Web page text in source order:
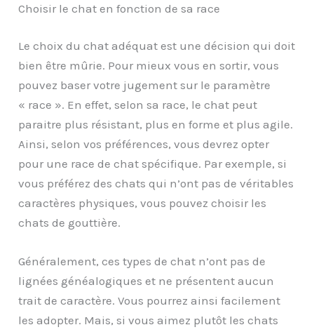
Choisir le chat en fonction de sa race
Le choix du chat adéquat est une décision qui doit
bien être mûrie. Pour mieux vous en sortir, vous
pouvez baser votre jugement sur le paramètre
« race ». En effet, selon sa race, le chat peut
paraitre plus résistant, plus en forme et plus agile.
Ainsi, selon vos préférences, vous devrez opter
pour une race de chat spécifique. Par exemple, si
vous préférez des chats qui n’ont pas de véritables
caractères physiques, vous pouvez choisir les
chats de gouttière.
Généralement, ces types de chat n’ont pas de
lignées généalogiques et ne présentent aucun
trait de caractère. Vous pourrez ainsi facilement
les adopter. Mais, si vous aimez plutôt les chats